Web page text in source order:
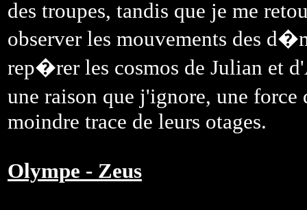
des troupes, tandis que je me
observer les mouvements des
rep�rer les cosmos de Julian et
une raison que j'ignore, une
moindre trace de leurs otages.
Olympe - Zeus